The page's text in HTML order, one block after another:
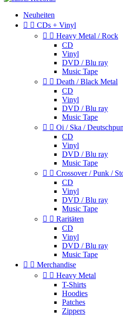
Neuheiten
  CDs + Vinyl
  Heavy Metal / Rock
CD
Vinyl
DVD / Blu ray
Music Tape
  Death / Black Metal
CD
Vinyl
DVD / Blu ray
Music Tape
  Oi / Ska /
CD
Vinyl
DVD / Blu ray
Music Tape
  Crossover / Punk /
CD
Vinyl
DVD / Blu ray
Music Tape
  Raritäten
CD
Vinyl
DVD / Blu ray
Music Tape
  Merchandise
  Heavy Metal
T-Shirts
Hoodies
Patches
Zippers